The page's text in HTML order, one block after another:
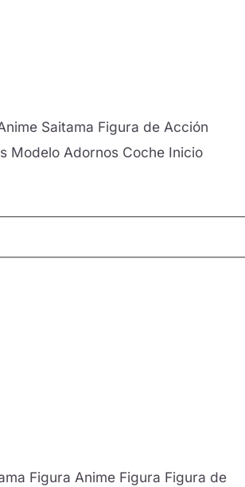
Saitama Figura de Acción
Modelo Adornos Coche Inicio
Figura Anime Figura Figura de